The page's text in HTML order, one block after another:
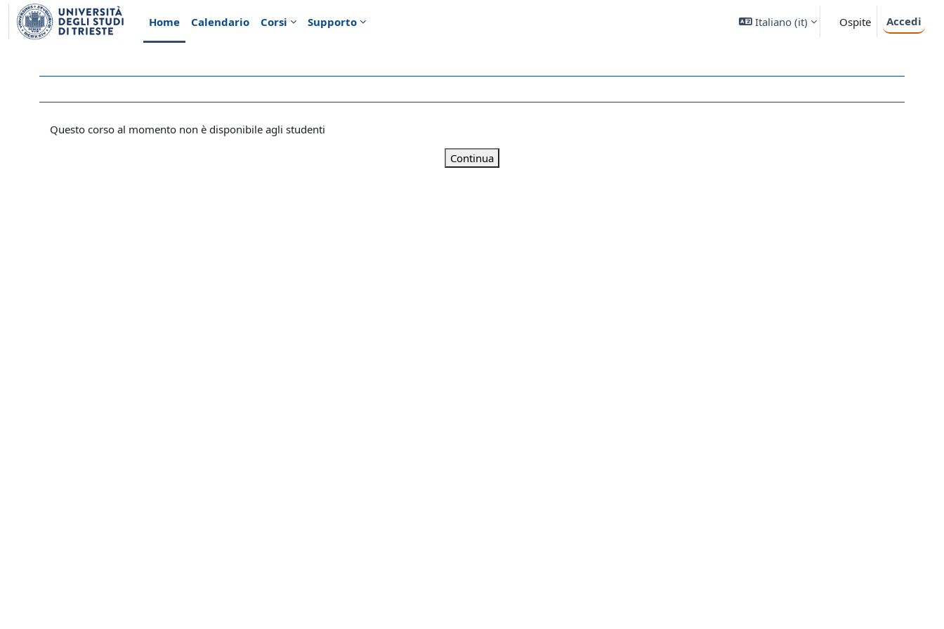
Vai al contenuto principale
Home
Calendario Corsi Supporto Italiano ‎(it)‎ Ospite Accedi
Questo corso al momento non è disponibile agli studenti
Continua